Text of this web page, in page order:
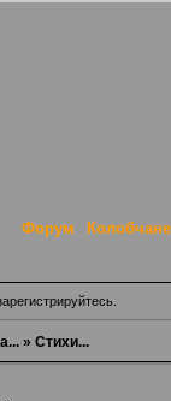
Форум Колобчане
.
»Стихи...